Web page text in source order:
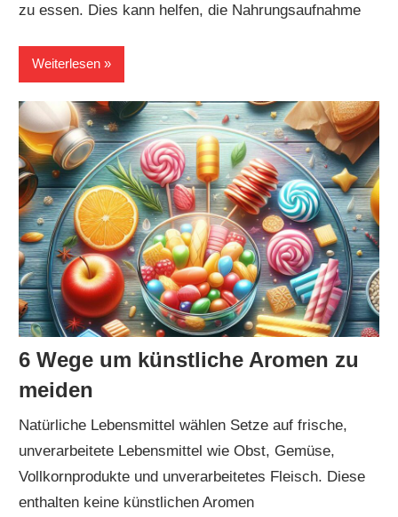
zu essen. Dies kann helfen, die Nahrungsaufnahme
Weiterlesen
6 Wege um künstliche Aromen zu
meiden
Natürliche Lebensmittel wählen Setze auf frische,
unverarbeitete Lebensmittel wie Obst, Gemüse,
Vollkornprodukte und unverarbeitetes Fleisch. Diese
enthalten keine künstlichen Aromen